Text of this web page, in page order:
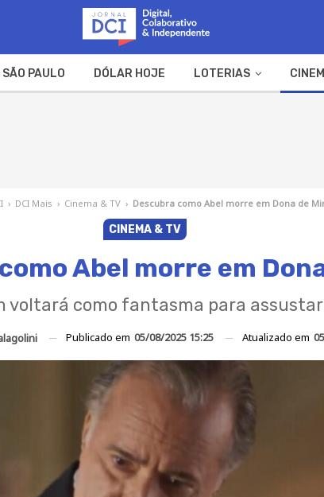
SÃO PAULO DÓLAR HOJE LOTERIAS
› DCI Mais › Cinema & TV › Descubra como Abel morre em Dona de
CINEMA & TV
Abel morre em
voltará como fantasma para
Publicado em 05/08/2025 15:25 Atualizado em